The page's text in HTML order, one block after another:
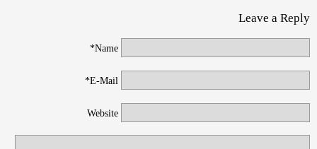
Leave a Reply
Name*
E-Mail*
Website